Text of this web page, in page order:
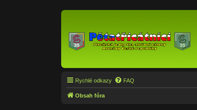
Rychlé odkazy FAQ
Obsah fóra